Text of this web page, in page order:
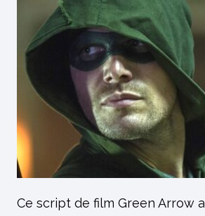
Ce script de film Green Arrow